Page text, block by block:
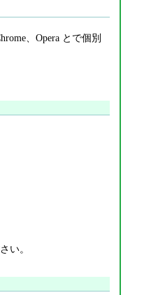
、Opera とで個別
い。